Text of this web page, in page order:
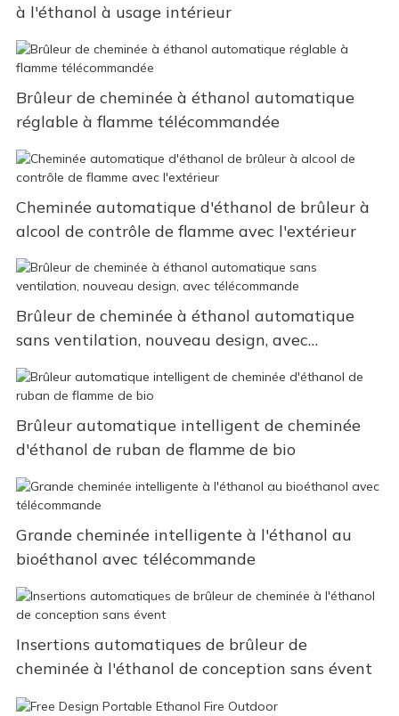
à l'éthanol à usage intérieur
Brûleur de cheminée à éthanol automatique
réglable à flamme télécommandée
Cheminée automatique d'éthanol de brûleur à
alcool de contrôle de flamme avec l'extérieur
Brûleur de cheminée à éthanol automatique
sans ventilation, nouveau design, avec
télécommande
Brûleur automatique intelligent de cheminée
d'éthanol de ruban de flamme de bio
Grande cheminée intelligente à l'éthanol au
bioéthanol avec télécommande
Insertions automatiques de brûleur de
cheminée à l'éthanol de conception sans évent